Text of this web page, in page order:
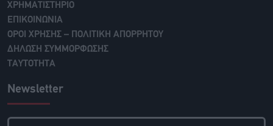
ΧΡΗΜΑΤΙΣΤΗΡΙΟ
ΕΠΙΚΟΙΝΩΝΙΑ
ΟΡΟΙ ΧΡΗΣΗΣ – ΠΟΛΙΤΙΚΗ ΑΠΟΡΡΗΤΟΥ
ΔΗΛΩΣΗ ΣΥΜΜΟΡΦΩΣΗΣ
ΤΑΥΤΟΤΗΤΑ
Newsletter